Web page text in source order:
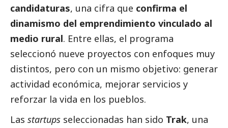
candidaturas, una cifra que confirma el
dinamismo del emprendimiento vinculado al
medio rural. Entre ellas, el programa
seleccionó nueve proyectos con enfoques muy
distintos, pero con un mismo objetivo: generar
actividad económica, mejorar servicios y
reforzar la vida en los pueblos.
Las startups seleccionadas han sido Trak, una